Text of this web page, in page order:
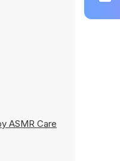
ASMR Care